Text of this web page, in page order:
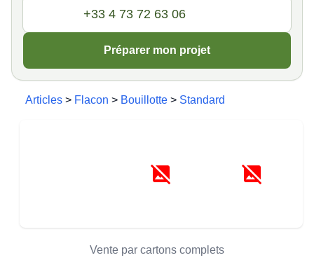
Préparer mon projet
Articles > Flacon > Bouillotte > Standard
Vente par cartons complets